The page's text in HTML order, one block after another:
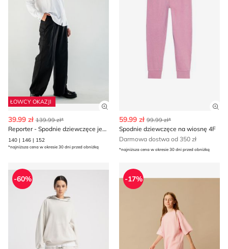
ŁOWCY OKAZJI
Zobacz szczegóły produktu
39.99 zł 139.99 zł*
Reporter - Spodnie dziewczęce jesienne
140 | 146 | 152
*najniższa cena w okresie 30 dni przed obniżką
59.99 zł 99.99 zł*
Spodnie dziewczęce na wiosnę 4F
Darmowa dostwa od 350 zł
*najniższa cena w okresie 30 dni przed obniżką
Spodnie dziewczęce na wiosnę Reporter
-60%
Spodnie dziewczęce na
-17%